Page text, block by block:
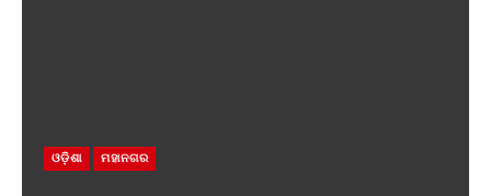
ଓଡ଼ିଶା ମହାନଗର